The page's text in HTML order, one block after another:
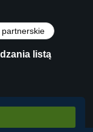
partnerskie
listą